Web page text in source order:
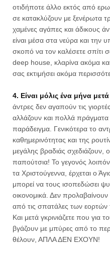
οτιδήποτε άλλο εκτός από
σε κατακλύζουν με ξενέρωτα
χαμένες αγάπες και άδικους
είναι μέσα στα νεύρα και την
σκοπό να τον καλέσετε σπίτι
deep house, κλαρίνα ακόμα
σας εκτιμήσει ακόμα
4. Είναι μόλις ένα μήνα
άντρες δεν αγαπούν τις
αλλάζουν και πολλά πράγματα
παράδειγμα. Γενικότερα το
καθημερινότητας και της
μεγάλης βραδιάς σχεδιάζουν,
παπούτσια! Το γεγονός
τα Χριστούγεννα, έρχεται ο
μπορεί να τους ισοπεδώσει
οικονομικά. Δεν
από τις σπατάλες των εορτών
Και μετά γκρινιάζετε που για
βγάζουν με μπύρες από το
θέλουν, ΑΠΛΑ ΔΕΝ ΕΧΟΥΝ!